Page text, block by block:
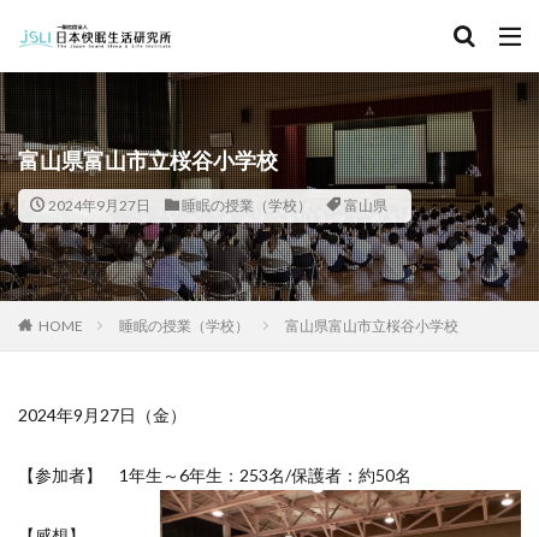
富山県富山市立桜谷小学校
2024年9月27日 睡眠の授業（学校） 富山県
HOME 睡眠の授業（学校） 富山県富山市立桜谷小学校
2024年9月27日（金）
【参加者】 1年生～6年生：253名/保護者：約50名
カテゴリー
タグ
北海道 青森県 秋田県 茨城県
埼玉県
千葉県
東京都 富山県 石川県
福井県
長野県
滋賀県 京都府 島根県
山口県